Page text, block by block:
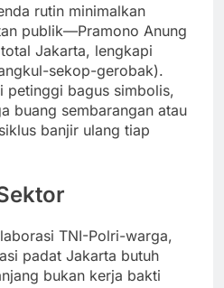
rutin minimalkan
publik—Pramono Anung
Jakarta, lengkapi
sekop-gerobak).
petinggi bagus simbolis,
buang sembarangan atau
banjir ulang tiap
TNI-Polri-warga,
padat Jakarta butuh
bukan kerja bakti